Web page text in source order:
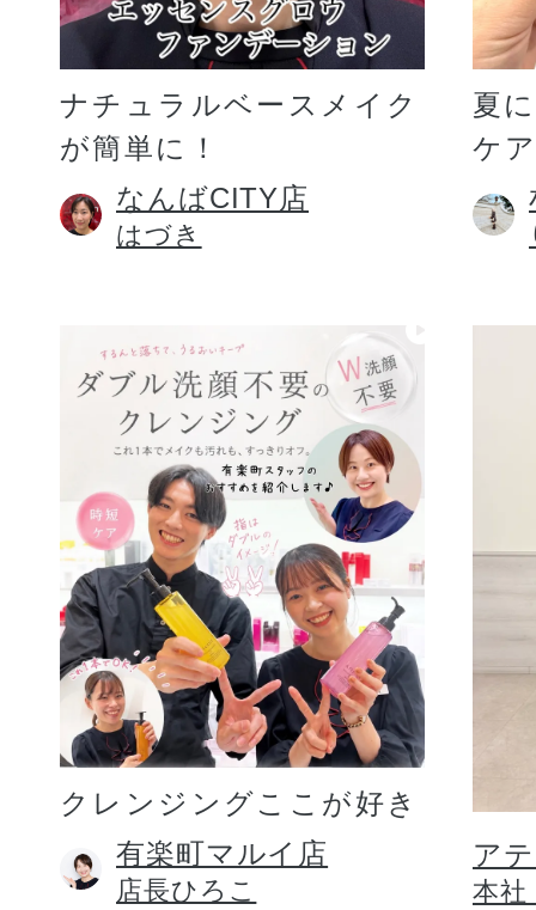
ご利用ガイド
よくあるご質問
ナチュラルベースメイク
が簡単に！
なんばCITY店
はづき
夏
ケ
クレンジングここが好き
有楽町マルイ店
店長ひろこ
ア
本